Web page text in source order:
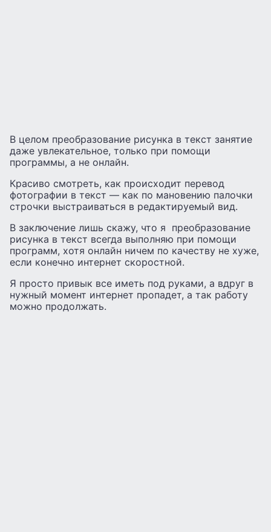
В целом преобразование рисунка в текст занятие
даже увлекательное, только при помощи
программы, а не онлайн.
Красиво смотреть, как происходит перевод
фотографии в текст — как по мановению палочки
строчки выстраиваться в редактируемый вид.
В заключение лишь скажу, что я преобразование
рисунка в текст всегда выполняю при помощи
программ, хотя онлайн ничем по качеству не хуже,
если конечно интернет скоростной.
Я просто привык все иметь под руками, а вдруг в
нужный момент интернет пропадет, а так работу
можно продолжать.